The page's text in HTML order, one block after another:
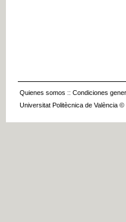
Quienes somos :: Condiciones
Universitat Politècnica de València ©